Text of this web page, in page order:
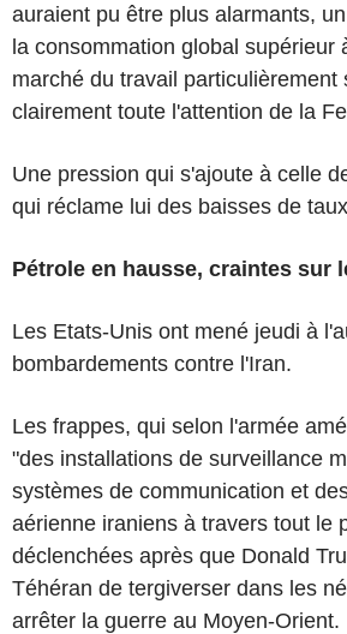
auraient pu être plus alarmants,
la consommation global supérieur
marché du travail particulièrement
clairement toute l'attention de la
Une pression qui s'ajoute à celle
qui réclame lui des baisses de
Pétrole en hausse, craintes sur
Les Etats-Unis ont mené jeudi à
bombardements contre l'Iran.
Les frappes, qui selon l'armée
"des installations de surveillance
systèmes de communication et
aérienne iraniens à travers tout le
déclenchées après que Donald
Téhéran de tergiverser dans les
arrêter la guerre au Moyen-Orient.